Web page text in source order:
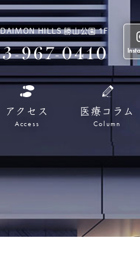
HILLS 勝山公園 1F
967-0410
アクセス
Access
医療コラム
Column